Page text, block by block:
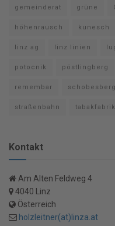
gemeinderat grüne
höhenrausch kunesch
linz ag linz linien
potocnik pöstlingberg
remembar
straßenbahn tabakfabrik
Kontakt
Am Alten Feldweg 4
4040 Linz
Österreich
holzleitner(at)linza.at